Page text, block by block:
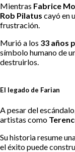
Mientras Fabrice
Rob Pilatus cayó en
frustración.
Murió a los 33 años
símbolo humano de
destruirlos.
El legado de Farian
A pesar del
artistas como
Su historia resume
el éxito puede